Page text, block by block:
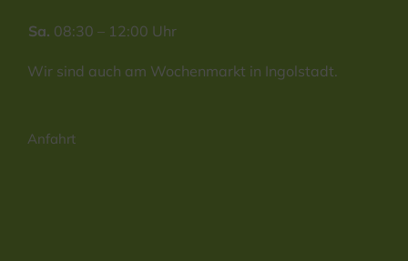
Sa. 08:30 – 12:00 Uhr
Wir sind auch am Wochenmarkt in Ingolstadt.
Anfahrt